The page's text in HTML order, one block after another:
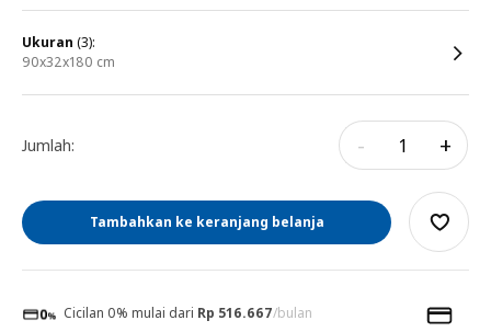
ukuran (3):
90x32x180 cm
Jumlah: - +
Tambahkan ke keranjang belanja
Cicilan 0% mulai dari Rp 516.667/bulan